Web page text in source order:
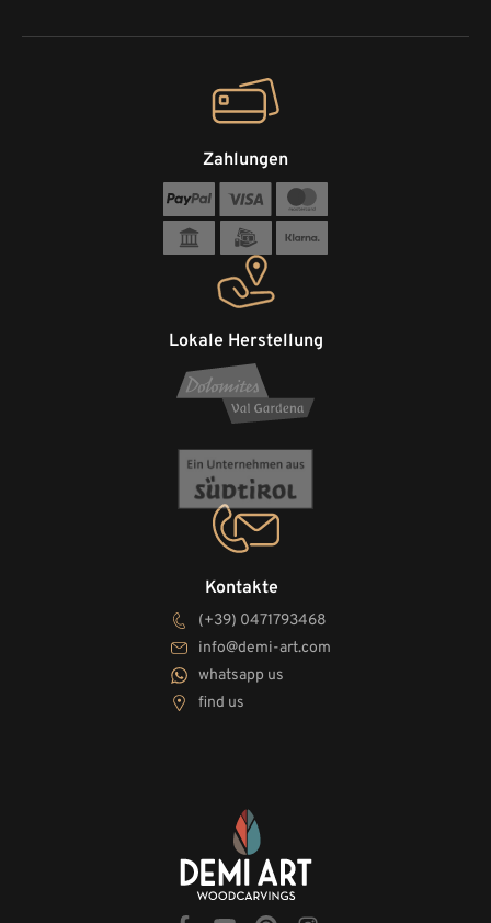
Kontakte
(+39) 0471793468
info@demi-art.com
whatsapp us
find us
Lokale Herstellung
Zahlungen